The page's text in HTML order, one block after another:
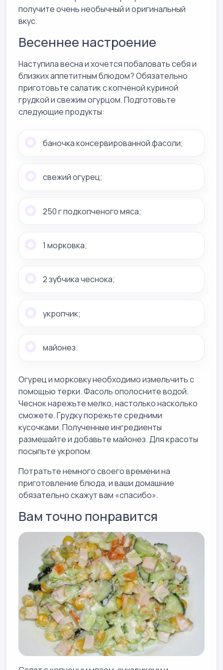
получите очень необычный и оригинальный
вкус.
Весеннее настроение
Наступила весна и хочется побаловать себя и
близких аппетитным блюдом? Обязательно
приготовьте салатик с копченой куриной
грудкой и свежим огурцом. Подготовьте
следующие продукты:
баночка консервированной фасоли;
свежий огурец;
250 г подкопченого мяса;
1 морковка;
2 зубчика чеснока;
укропчик;
майонез.
Огурец и морковку необходимо измельчить с
помощью терки. Фасоль ополосните водой.
Чеснок нарежьте мелко, настолько насколько
сможете. Грудку порежьте средними
кусочками. Полученные ингредиенты
размешайте и добавьте майонез. Для красоты
посыпьте укропом.
Потратьте немного своего времени на
приготовление блюда, и ваши домашние
обязательно скажут вам «спасибо».
Вам точно понравится